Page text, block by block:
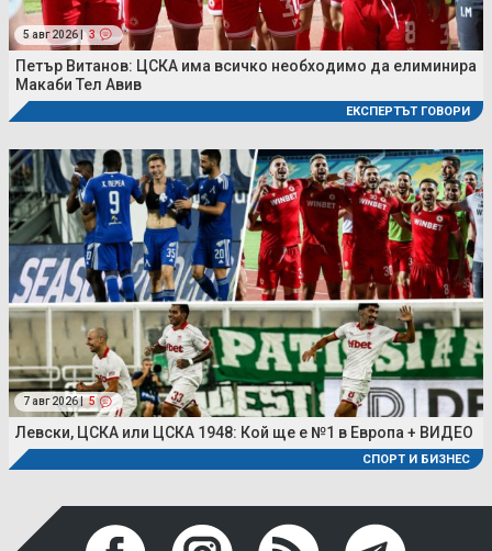
5 авг 2026 | 3
Петър Витанов: ЦСКА има всичко необходимо да елиминира
Макаби Тел Авив
ЕКСПЕРТЪТ ГОВОРИ
7 авг 2026 | 5
Левски, ЦСКА или ЦСКА 1948: Кой ще е №1 в Европа + ВИДЕО
СПОРТ И БИЗНЕС